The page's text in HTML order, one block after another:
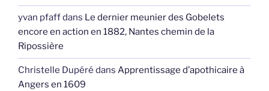
yvan pfaffdans Le dernier meunier des Gobelets
encore en action en 1882, Nantes chemin de la
Ripossière
Christelle Dupéré dans Apprentissage d’apothicaire à
Angers en 1609